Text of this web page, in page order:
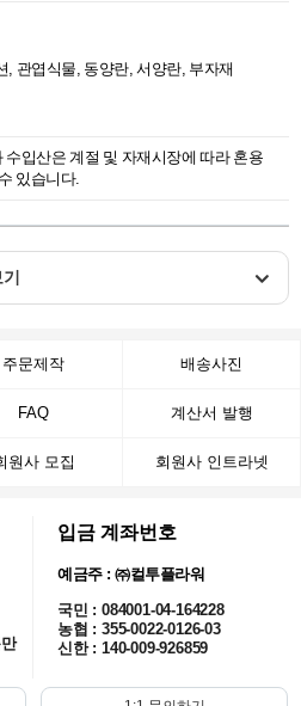
, 관엽식물, 동양란, 서양란, 부자재
수입산은 계절 및 자재시장에 따라 혼용
있습니다.
주문제작 배송사진
FAQ 계산서 발행
원사 모집 회원사 인트라넷
입금 계좌번호
예금주 : ㈜컬투플라워
국민 : 084001-04-164228
농협 : 355-0022-0126-03
신한 : 140-009-926859